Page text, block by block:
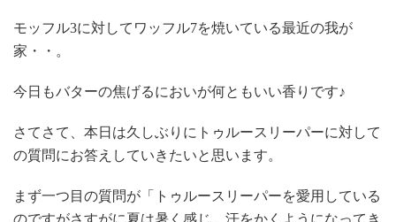
モッフル3に対してワッフル7を焼いている最近の我が
家・・。
今日もバターの焦げるにおいが何ともいい香りです♪
さてさて、本日は久しぶりにトゥルースリーパーに対して
の質問にお答えしていきたいと思います。
まず一つ目の質問が「トゥルースリーパーを愛用している